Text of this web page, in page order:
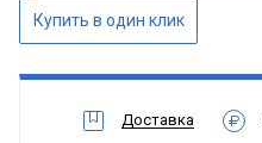
Доставка